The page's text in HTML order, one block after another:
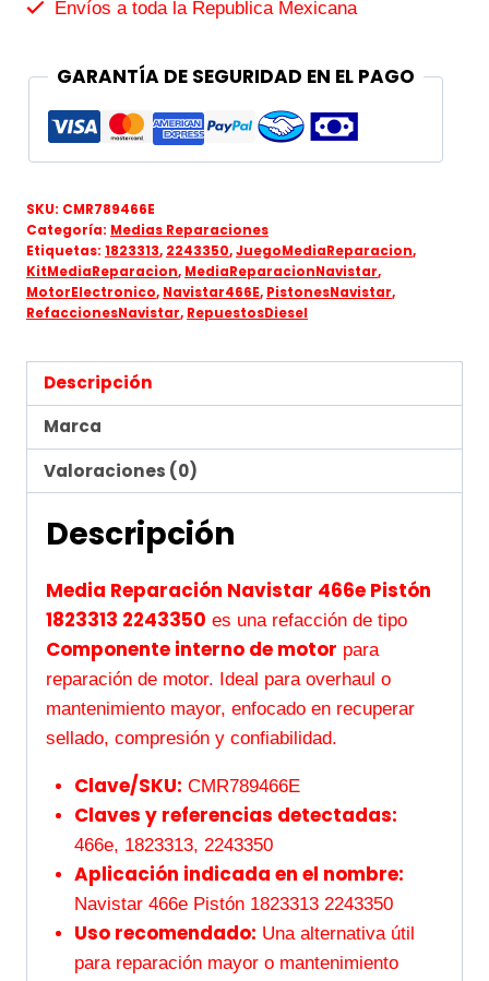
Envíos a toda la Republica Mexicana
GARANTÍA DE SEGURIDAD EN EL PAGO
SKU: CMR789466E
Categoría: Medias Reparaciones
Etiquetas: 1823313, 2243350,JuegoMediaReparacion,
KitMediaReparacion, MediaReparacionNavistar,
MotorElectronico, Navistar466E, PistonesNavistar,
RefaccionesNavistar, RepuestosDiesel
Descripción
Marca
Valoraciones (0)
Descripción
Media Reparación Navistar 466e Pistón
1823313 2243350 es una refacción de tipo
Componente interno de motor para
reparación de motor. Ideal para overhaul o
mantenimiento mayor, enfocado en recuperar
sellado, compresión y confiabilidad.
Clave/SKU: CMR789466E
Claves y referencias detectadas:
466e, 1823313, 2243350
Aplicación indicada en el nombre:
Navistar 466e Pistón 1823313 2243350
Uso recomendado: Una alternativa útil
para reparación mayor o mantenimiento